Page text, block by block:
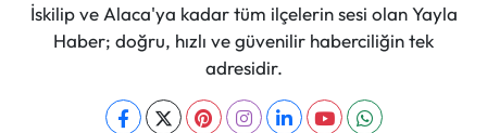
İskilip ve Alaca'ya kadar tüm ilçelerin sesi olan Yayla
Haber; doğru, hızlı ve güvenilir haberciliğin tek
adresidir.